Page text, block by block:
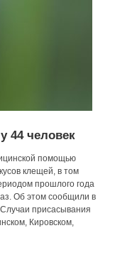
44 человек
помощью
клещей, в том
прошлого года
Об этом сообщили в
присасывания
Кировском,